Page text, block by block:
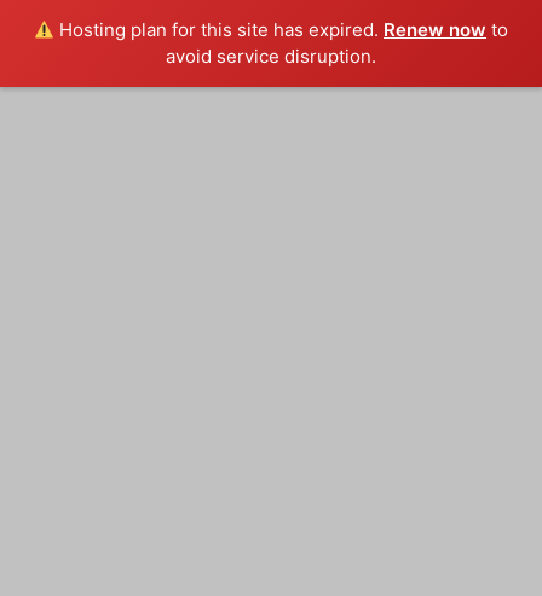
Hosting plan for this site has expired. Renew now to
avoid service disruption.